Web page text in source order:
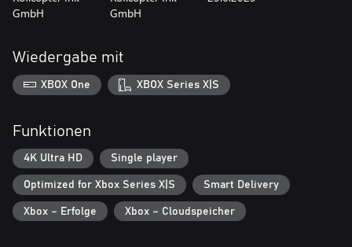
GmbH
GmbH
Wiedergabe mit
XBOX One XBOX Series X|S
Funktionen
4K Ultra HD Single player
Optimized for Xbox Series X|S Smart Delivery
Xbox – Erfolge Xbox – Cloudspeicher